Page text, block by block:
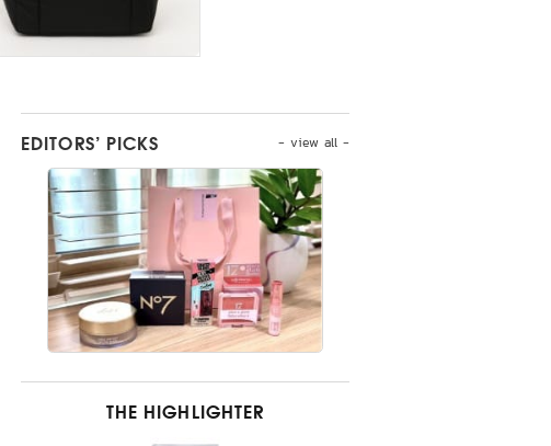
- view all -
EDITORS’ PICKS
THE HIGHLIGHTER